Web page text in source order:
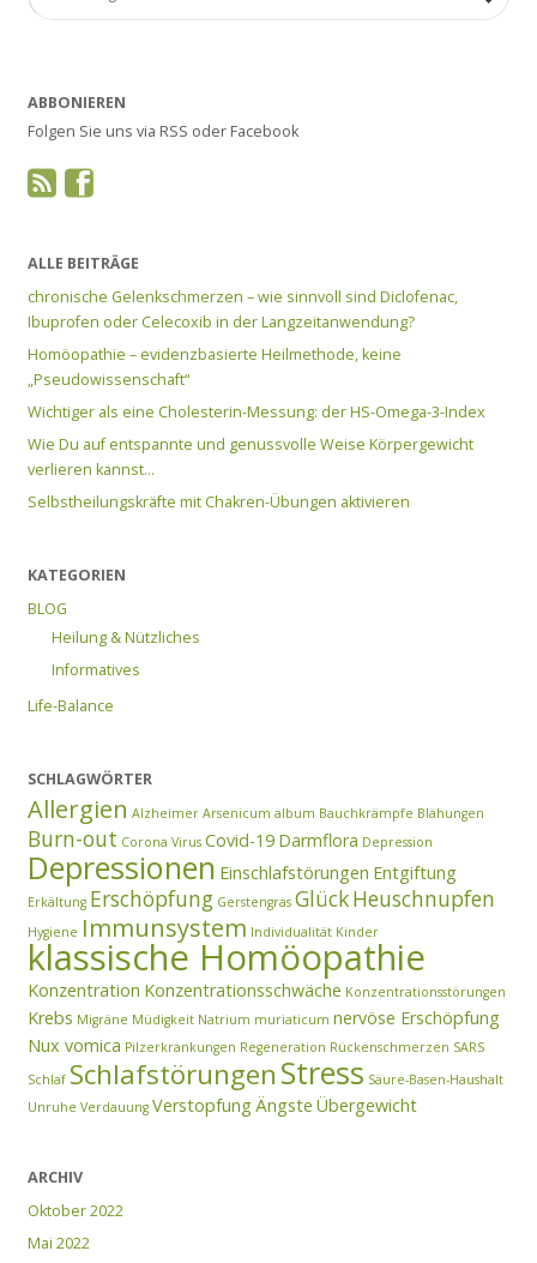
ABBONIEREN
Folgen Sie uns via RSS oder Facebook
ALLE BEITRÄGE
chronische Gelenkschmerzen – wie sinnvoll sind Diclofenac,
Ibuprofen oder Celecoxib in der Langzeitanwendung?
Homöopathie – evidenzbasierte Heilmethode, keine
„Pseudowissenschaft“
Wichtiger als eine Cholesterin-Messung: der HS-Omega-3-Index
Wie Du auf entspannte und genussvolle Weise Körpergewicht
verlieren kannst…
Selbstheilungskräfte mit Chakren-Übungen aktivieren
KATEGORIEN
BLOG
Heilung & Nützliches
Informatives
Life-Balance
SCHLAGWÖRTER
Allergien Alzheimer Arsenicum album Bauchkrämpfe Blähungen
Burn-out Corona Virus Covid-19 Darmflora Depression
Depressionen Einschlafstörungen Entgiftung
Erkältung Erschöpfung Gerstengras GlückHeuschnupfen
Hygiene Immunsystem Individualität Kinder
klassische Homöopathie
Konzentration Konzentrationsschwäche Konzentrationsstörungen
Krebs Migräne Müdigkeit Natrium muriaticum nervöse Erschöpfung
Nux vomica Pilzerkrankungen Regeneration Rückenschmerzen SARS
Schlaf Schlafstörungen Stress Säure-Basen-Haushalt
Unruhe Verdauung VerstopfungÄngste Übergewicht
ARCHIV
Oktober 2022
Mai 2022